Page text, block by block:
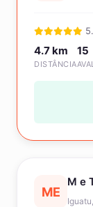
4.7 km
DISTÂNCIA
15
ME
M e